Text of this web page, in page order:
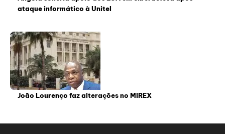
ataque informático à Unitel
João Lourenço faz alterações no MIREX